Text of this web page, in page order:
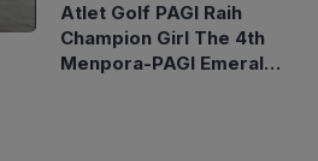
Atlet Golf PAGI Raih
Champion Girl The 4th
Menpora-PAGI Emeralda